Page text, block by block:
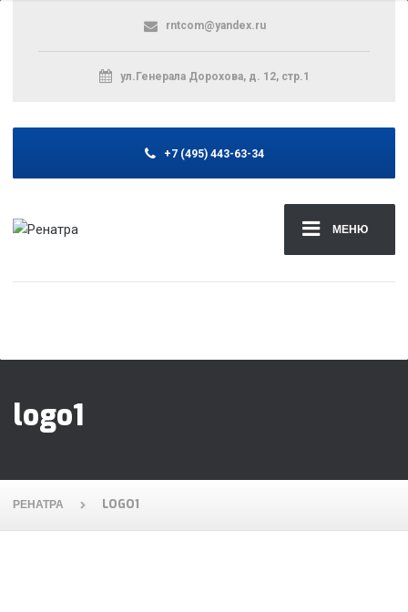
МЕНЮ
rntcom@yandex.ru
ул.Генерала Дорохова, д. 12, стр.1
+7 (495) 443-63-34
logo1
РЕНАТРА LOGO1